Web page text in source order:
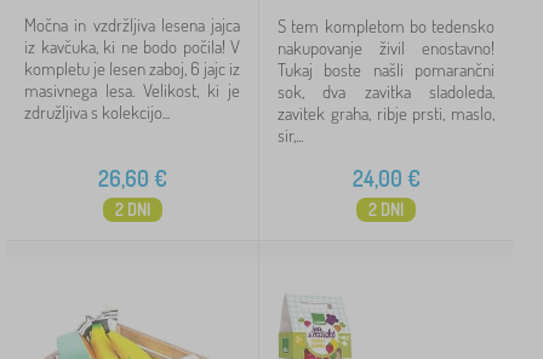
Močna in vzdržljiva lesena jajca
iz kavčuka, ki ne bodo počila! V
kompletu je lesen zaboj, 6 jajc iz
masivnega lesa. Velikost, ki je
združljiva s kolekcijo...
26,60 €
2 DNI
S tem kompletom bo tedensko
nakupovanje živil enostavno!
Tukaj boste našli pomarančni
sok, dva zavitka sladoleda,
zavitek graha, ribje prsti, maslo,
sir,...
24,00 €
2 DNI